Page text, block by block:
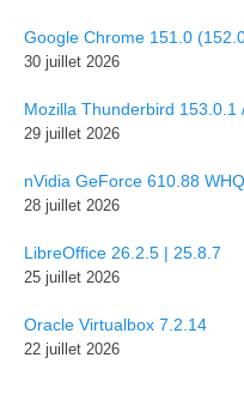
Google Chrome 151.0
30 juillet 2026
Mozilla Thunderbird
29 juillet 2026
nVidia GeForce 610.88
28 juillet 2026
LibreOffice 26.2.5 | 25.8.7
25 juillet 2026
Oracle Virtualbox 7.2.14
22 juillet 2026